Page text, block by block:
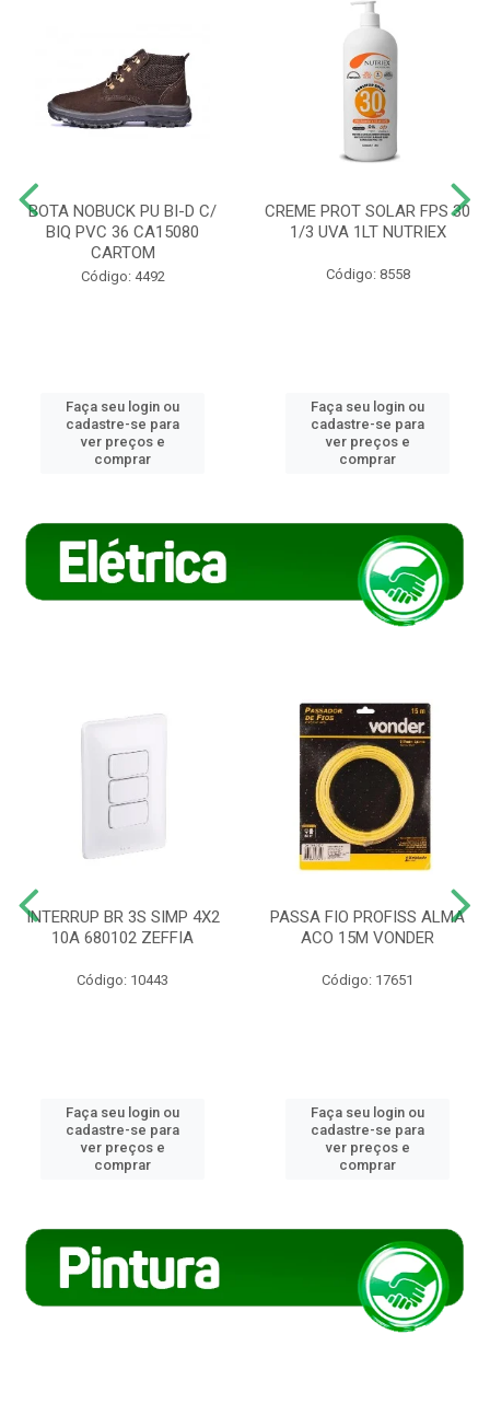
BOTA NOBUCK PU BI-D C/
BIQ PVC 36 CA15080
CARTOM
Código: 4492
Faça seu login ou
cadastre-se para
ver preços e
comprar
CREME PROT SOLAR FPS 30
1/3 UVA 1LT NUTRIEX
Código: 8558
Faça seu login ou
cadastre-se para
ver preços e
comprar
INTERRUP BR 3S SIMP 4X2
10A 680102 ZEFFIA
Código: 10443
Faça seu login ou
cadastre-se para
ver preços e
comprar
PASSA FIO PROFISS ALMA
ACO 15M VONDER
Código: 17651
Faça seu login ou
cadastre-se para
ver preços e
comprar